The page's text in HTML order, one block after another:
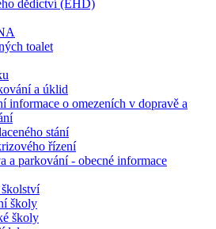
dědictví (EHD)
toalet
a úklid
informace o omezeních v dopravě a
stání
řízení
a parkování - obecné informace
školy
školy